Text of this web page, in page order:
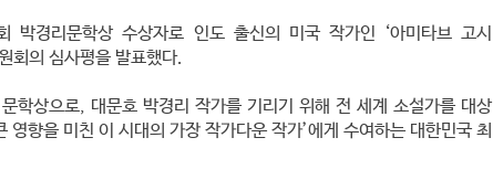
박경리문학상 수상자로 인도 출신의 미국 작가인 ‘아미타브 고시
회의 심사평을 발표했다.
학상으로, 대문호 박경리 작가를 기리기 위해 전 세계 소설가를 대상
향을 미친 이 시대의 가장 작가다운 작가’에게 수여하는 대한민국 최